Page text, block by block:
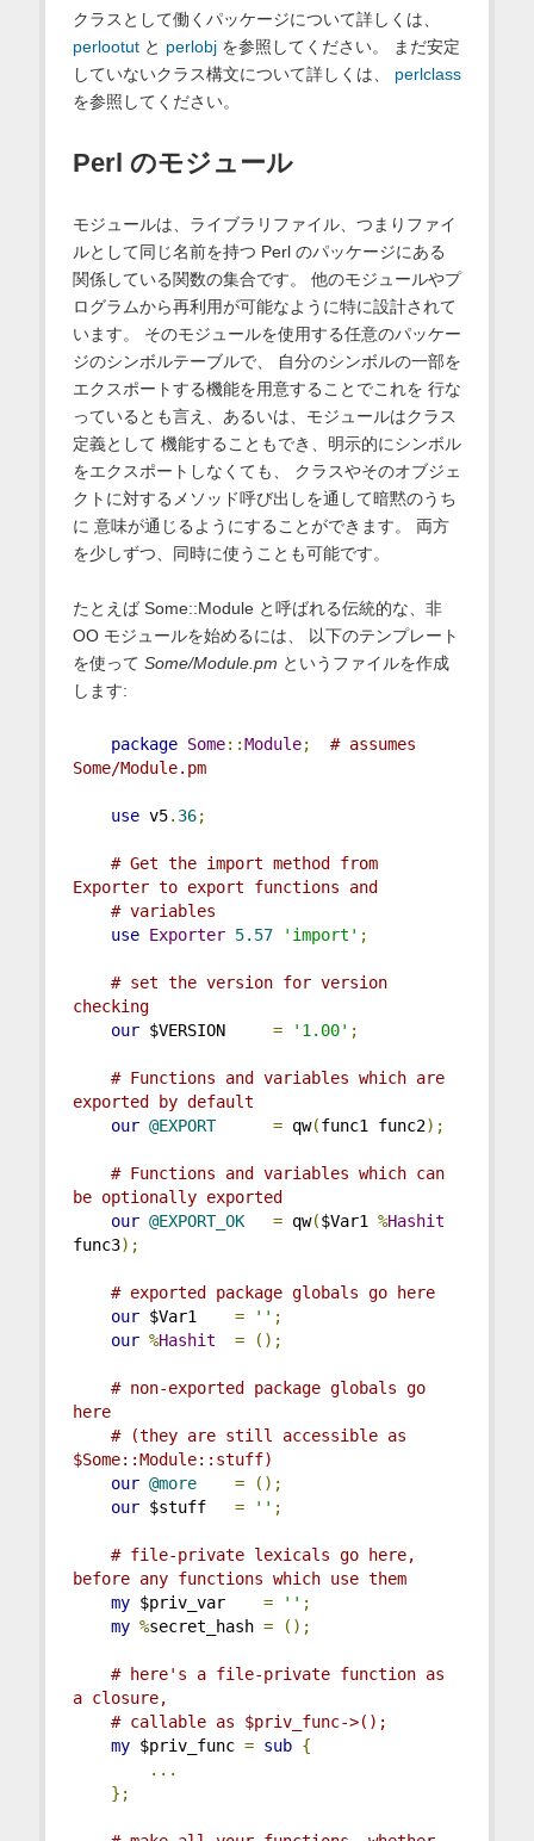
クラスとして働くパッケージについて詳しくは、
perlootutと perlobjを参照してください。 まだ安定
していないクラス構文について詳しくは、 perlclass
を参照してください。
Perl のモジュール
モジュールは、ライブラリファイル、つまりファイ
ルとして同じ名前を持つ Perl のパッケージにある
関係している関数の集合です。 他のモジュールやプ
ログラムから再利用が可能なように特に設計されて
います。 そのモジュールを使用する任意のパッケー
ジのシンボルテーブルで、 自分のシンボルの一部を
エクスポートする機能を用意することでこれを 行な
っているとも言え、あるいは、モジュールはクラス
定義として 機能することもでき、明示的にシンボル
をエクスポートしなくても、 クラスやそのオブジェ
クトに対するメソッド呼び出しを通して暗黙のうち
に 意味が通じるようにすることができます。 両方
を少しずつ、同時に使うことも可能です。
たとえば Some::Module と呼ばれる伝統的な、非
OO モジュールを始めるには、 以下のテンプレート
を使って Some/Module.pm というファイルを作成
します:
package Some::Module;
# assumes
Some/Module.pm
use v5. 36;
# Get the import method from
Exporter to export functions and
# variables
use Exporter 5.57 'import' ;
# set the version for version
checking
our $VERSION = '1.00' ;
# Functions and variables which are
exported by default
our @EXPORT = qw(func1 func2);
# Functions and variables which can
be optionally exported
our @EXPORT_OK = qw($Var1 %Hashit
func3);
# exported package globals go here
our $Var1 = '' ;
our %Hashit = ();
# non-exported package globals go
here
# (they are still accessible as
$Some::Module::stuff)
our @more =
();
our $stuff = '' ;
# file-private lexicals go here,
before any functions which use them
my $priv_var = '' ;
my %secret_hash = ();
# here's a file-private function as
a closure,
# callable as $priv_func->();
my $priv_func = sub {
...
};